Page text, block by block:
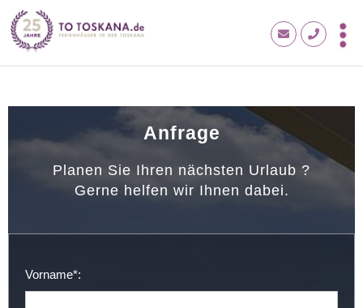
Anfrage
Planen Sie Ihren nächsten Urlaub ?
Gerne helfen wir Ihnen dabei.
Vorname*: